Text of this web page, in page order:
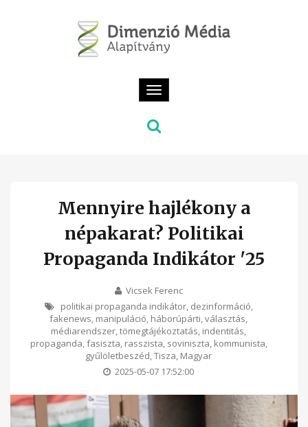
Toggle
navigation
Mennyire hajlékony a
népakarat? Politikai
Propaganda Indikátor '25
Vicsek Ferenc
politikai propaganda indikátor, dezinformáció,
fakenews, manipuláció, háborúpárti,választás,
médiarendszer,tömegtájékoztatás, indentitás,
propaganda,fasiszta, rasszista, soviniszta, kommunista,
gyűlöletbeszéd,Tisza, Magyar
2025-05-07 17:52:00